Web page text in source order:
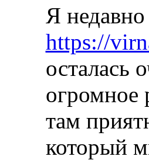
Я недавно
https://
осталась
огромное
там
который